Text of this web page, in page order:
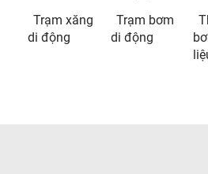
Trạm xăng
di động
Trạm bơm
di động